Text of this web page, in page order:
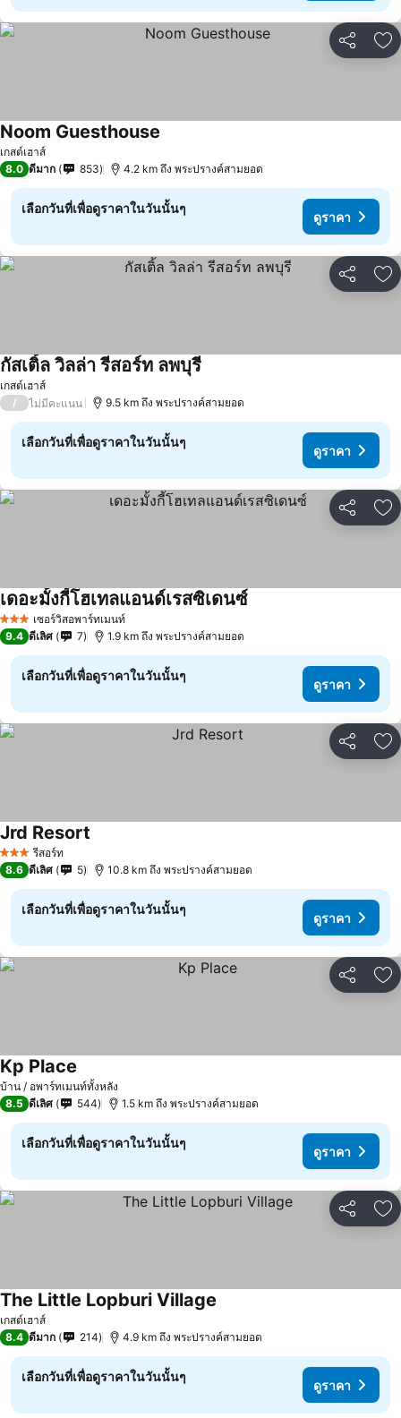
แชร์ เ
เกสต์เฮาส์
Noom Guesthouse
8.0 ดีมาก 853 4.2 km ถึง พระปรางค์สามยอด
เลือกวันที่เพื่อดูราคาในวันนั้นๆ
ดูราคา
แชร์ เ
เกสต์เฮาส์
กัสเติ้ล วิลล่า รีสอร์ท ลพบุรี
/ ไม่มีคะแนน 9.5 km ถึง พระปรางค์สามยอด
เลือกวันที่เพื่อดูราคาในวันนั้นๆ
ดูราคา
แชร์ เ
3 ดาว เซอร์วิสอพาร์ทเมนท์
เดอะมั้งกี้โฮเทลแอนด์เรสซิเดนซ์
9.4 ดีเลิศ 7 1.9 km ถึง พระปรางค์สามยอด
เลือกวันที่เพื่อดูราคาในวันนั้นๆ
ดูราคา
แชร์ เ
3 ดาว รีสอร์ท
Jrd Resort
8.6 ดีเลิศ 5 10.8 km ถึง พระปรางค์สามยอด
เลือกวันที่เพื่อดูราคาในวันนั้นๆ
ดูราคา
แชร์ เ
บ้าน / อพาร์ทเมนท์ทั้งหลัง
Kp Place
8.5 ดีเลิศ 544 1.5 km ถึง พระปรางค์สามยอด
เลือกวันที่เพื่อดูราคาในวันนั้นๆ
ดูราคา
แชร์ เ
เกสต์เฮาส์
The Little Lopburi Village
8.4 ดีมาก 214 4.9 km ถึง พระปรางค์สามยอด
เลือกวันที่เพื่อดูราคาในวันนั้นๆ
ดูราคา